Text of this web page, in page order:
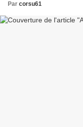
Par corsu61